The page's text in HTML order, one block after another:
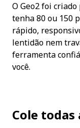
O Geo2 foi
tenha 80 ou 150
rápido,
lentidão nem
ferramenta
você.
Cole todas